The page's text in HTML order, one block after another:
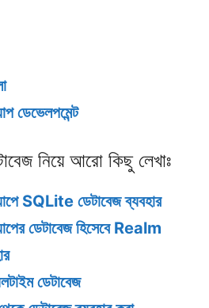
ডেভেলপমেন্ট
নিয়ে আরো কিছু লেখাঃ
SQLite ডেটাবেজ ব্যবহার
ডেটাবেজ হিসেবে Realm
ডেটাবেজ